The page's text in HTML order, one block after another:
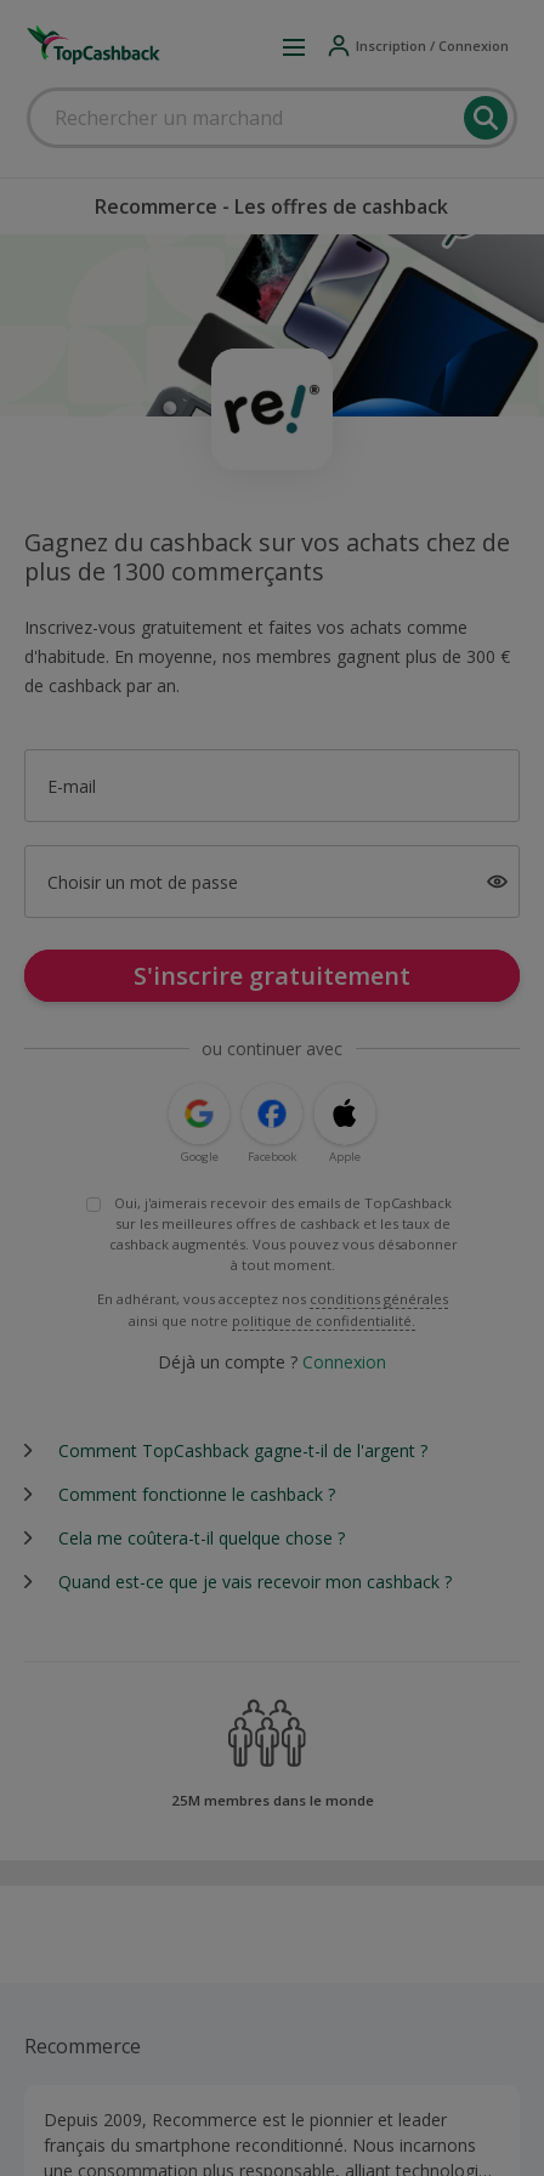
Inscription / Connexion
Recommerce - Les offres de cashback
Gagnez du cashback sur vos achats chez de
plus de 1300 commerçants
Inscrivez-vous gratuitement et faites vos achats comme
d'habitude. En moyenne, nos membres gagnent plus de 300 €
de cashback par an.
E-mail
Choisir un mot de passe
S'inscrire gratuitement
ou continuer avec
Google Facebook Apple
Oui, j'aimerais recevoir des emails de TopCashback
sur les meilleures offres de cashback et les taux de
cashback augmentés. Vous pouvez vous désabonner
à tout moment.
En adhérant, vous acceptez nos conditions générales
ainsi que notre politique de confidentialité.
Déjà un compte ? Connexion
Comment TopCashback gagne-t-il de l'argent ?
Comment fonctionne le cashback ?
Cela me coûtera-t-il quelque chose ?
Quand est-ce que je vais recevoir mon cashback ?
25M membres dans le monde
Recommerce
Depuis 2009, Recommerce est le pionnier et leader
français du smartphone reconditionné. Nous incarnons
une consommation plus responsable, alliant technologie